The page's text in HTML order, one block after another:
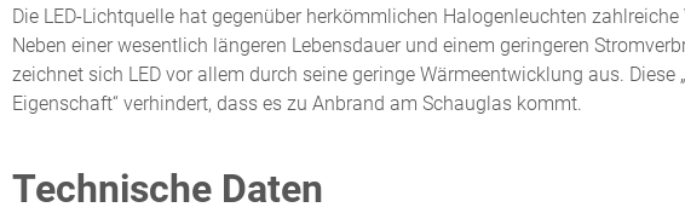
Die LED-Lichtquelle hat gegenüber herkömmlichen Halogenleuchten zahlreiche
Neben einer wesentlich längeren Lebensdauer und einem geringeren
zeichnet sich LED vor allem durch seine geringe Wärmeentwicklung aus. Diese
Eigenschaft“ verhindert, dass es zu Anbrand am Schauglas kommt.
Technische Daten